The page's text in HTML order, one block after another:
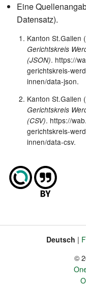
Eine
Datensatz).
Kanton St.Gallen
Gerichtskreis
(JSON). https://
gerichtskreis-
innen/data-json.
Kanton St.Gallen
Gerichtskreis
(CSV). https://
gerichtskreis-
innen/data-csv.
FusszeileDeutsch
©